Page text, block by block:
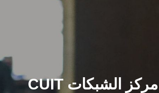
القطاعـات
الشئون الأكاديمية
CUIT اعتماد مركز الشبكات